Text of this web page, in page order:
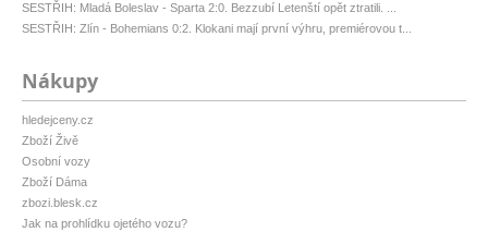
SESTŘIH: Mladá Boleslav - Sparta 2:0. Bezzubí Letenští opět ztratili. ...
SESTŘIH: Zlín - Bohemians 0:2. Klokani mají první výhru, premiérovou t...
Nákupy
hledejceny.cz
Zboží Živě
Osobní vozy
Zboží Dáma
zbozi.blesk.cz
Jak na prohlídku ojetého vozu?